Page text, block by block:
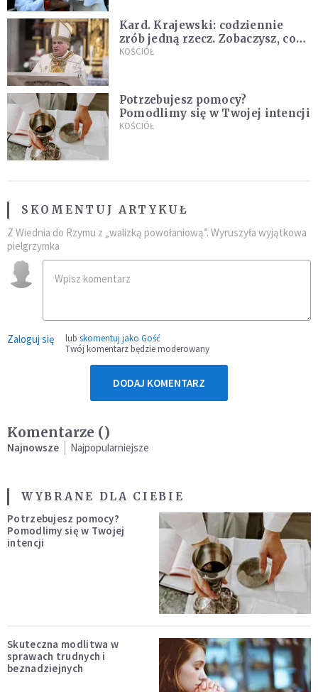
Kard. Krajewski: codziennie
zrób jedną rzecz. Zobaczysz, co
stanie się z twoim życiem
KOŚCIÓŁ
Potrzebujesz pomocy?
Pomodlimy się w Twojej intencji
KOŚCIÓŁ
SKOMENTUJ ARTYKUŁ
Z Wiednia do Rzymu z „walizką powołaniową”. Wyruszyła wyjątkowa
pielgrzymka
Zaloguj się lub skomentuj jako Gość
Twój komentarz będzie moderowany
DODAJ KOMENTARZ
Komentarze ()
Najnowsze Najpopularniejsze
WYBRANE DLA CIEBIE
Potrzebujesz pomocy?
Pomodlimy się w Twojej
intencji
Skuteczna modlitwa w
sprawach trudnych i
beznadziejnych